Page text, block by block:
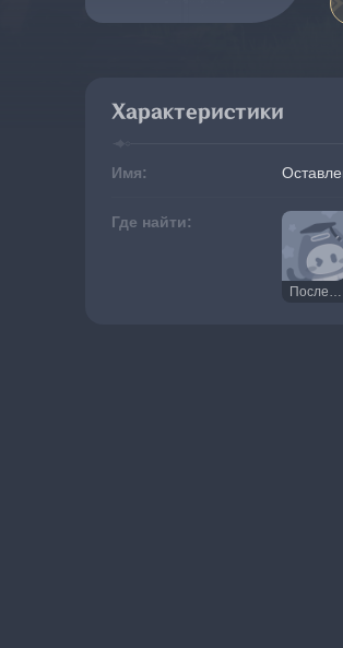
Характеристики
Имя:
Где найти:
Последний шаг